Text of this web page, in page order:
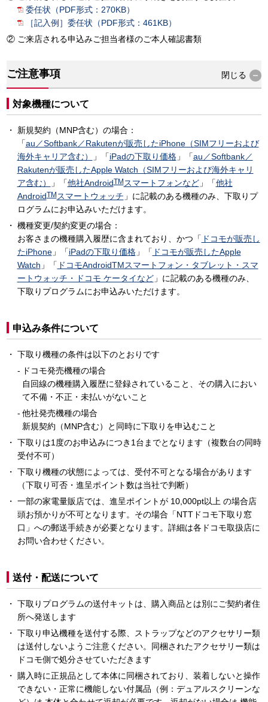
委任状（PDF形式：270KB）
［記入例］委任状（PDF形式：461KB）
ご来店される申込みご担当者様のご本人確認書類
ご注意事項 閉じる
対象機種について
新規契約（MNP含む）の場合：
「au／Softbank／Rakutenが販売したiPhone（SIMフリーおよび
海外キャリア含む）
」「iPadの下取り価格」「au／Softbank／
Rakutenが販売したApple Watch（SIMフリーおよび海外キャリ
ア含む）
」「他社AndroidTMスマートフォンなど」「他社
AndroidTMスマートウォッチ 」に記載のある機種のみ、下取りプ
ログラムにお申込みいただけます。
機種変更/契約変更の場合：
お客さまの機種購入履歴に含まれており、かつ「 ドコモが販売し
たiPhone」「iPadの下取り価格」「 ドコモが販売したApple
Watch 」「 ドコモAndroidTMスマートフォン・タブレット・スマ
ートウォッチ・ドコモ ケータイなど」に記載のある機種のみ、
下取りプログラムにお申込みいただけます。
申込み条件について
下取り機種の条件は以下のとおりです
ドコモ発売機種の場合
自回線の機種購入履歴に登録されていること、その購入におい
て不備・不正・未払いがないこと
他社発売機種の場合
新規契約（MNP含む）と同時に下取りを申込むこと
下取りは1度のお申込みにつき1台までとなります（複数台の同時
受付不可）
下取り機種の状態によっては、受付不可となる場合があります
（下取り可否・進呈ポイント数は当社で判断）
一部の家電量販店では、進呈ポイントが 10,000pt以上 の場合店
頭お預かりが不可となります。その場合「NTTドコモ下取り窓
口」への郵送手続きが必要となります。詳細は各ドコモ取扱店に
お問い合わせください。
送付・配送について
下取りプログラムの送付キットは、購入商品とは別にご契約者住
所へ発送します
下取り申込機種を送付する際、ストラップなどのアクセサリー類
は送付しないようご注意ください。同梱されたアクセサリー類は
ドコモ側で処分させていただきます
購入時に正規品として本体に同梱されており、装着しないと操作
できない・正常に機能しない付属品（例：デュアルスクリーンな